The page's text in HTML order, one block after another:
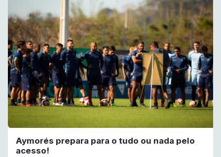
Aymorés prepara para o tudo ou nada pelo
acesso!